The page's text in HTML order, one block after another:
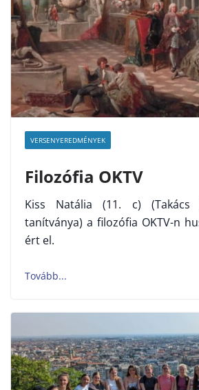
VERSENYEREDMÉNYEK
Filozófia OKTV
Kiss Natália (11. c) (Takács
tanítványa) a filozófia OKTV-n
ért el.